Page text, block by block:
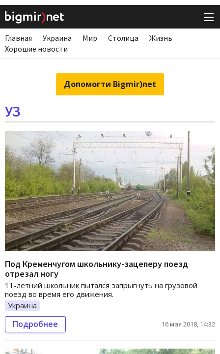
Главная Украина Мир Столица
Жизнь
Хорошие новости
Допомогти Bigmir)net
УЗ
Под Кременчугом школьнику-зацеперу поезд
отрезал ногу
11-летний школьник пытался запрыгнуть на грузовой
поезд во время его движения.
Украина
Подробнее 16 мая 2018, 14:32